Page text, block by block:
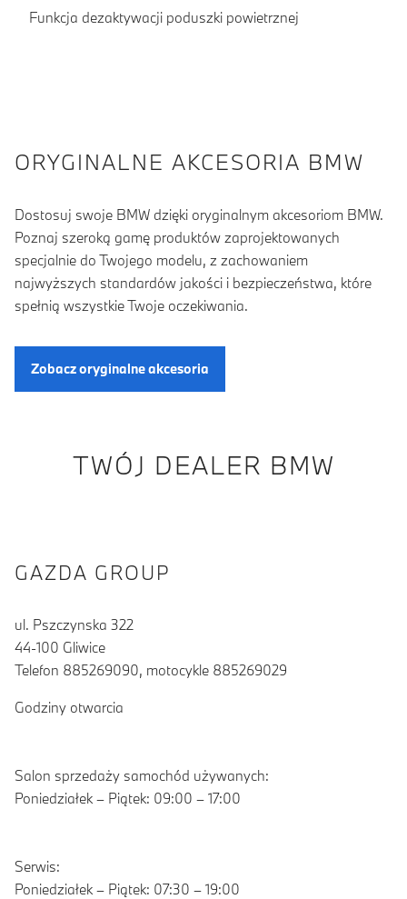
Funkcja dezaktywacji poduszki powietrznej
ORYGINALNE AKCESORIA BMW
Dostosuj swoje BMW dzięki oryginalnym akcesoriom BMW.
Poznaj szeroką gamę produktów zaprojektowanych
specjalnie do Twojego modelu, z zachowaniem
najwyższych standardów jakości i bezpieczeństwa, które
spełnią wszystkie Twoje oczekiwania.
Zobacz oryginalne akcesoria
TWÓJ DEALER BMW
GAZDA GROUP
ul. Pszczynska 322
44-100 Gliwice
Telefon 885269090, motocykle 885269029
Godziny otwarcia
Salon sprzedaży samochód używanych:
Poniedziałek – Piątek: 09:00 – 17:00
Serwis:
Poniedziałek – Piątek: 07:30 – 19:00